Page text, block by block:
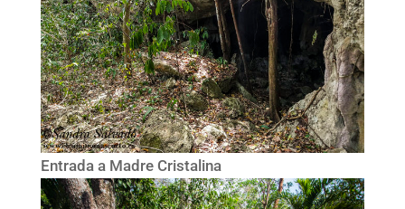
Entrada a Madre Cristalina